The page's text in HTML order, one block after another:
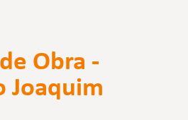
Obra -
Joaquim